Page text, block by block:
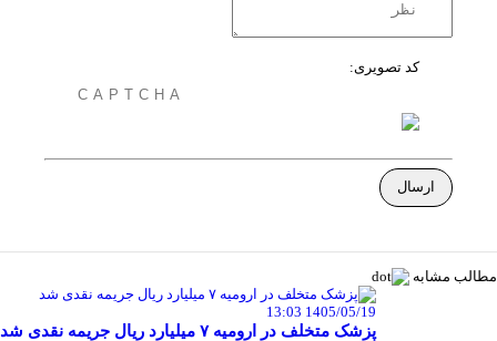
کد تصویری:
مطالب مشابه
1405/05/19 13:03
پزشک متخلف در ارومیه ۷ میلیارد ریال جریمه نقدی شد